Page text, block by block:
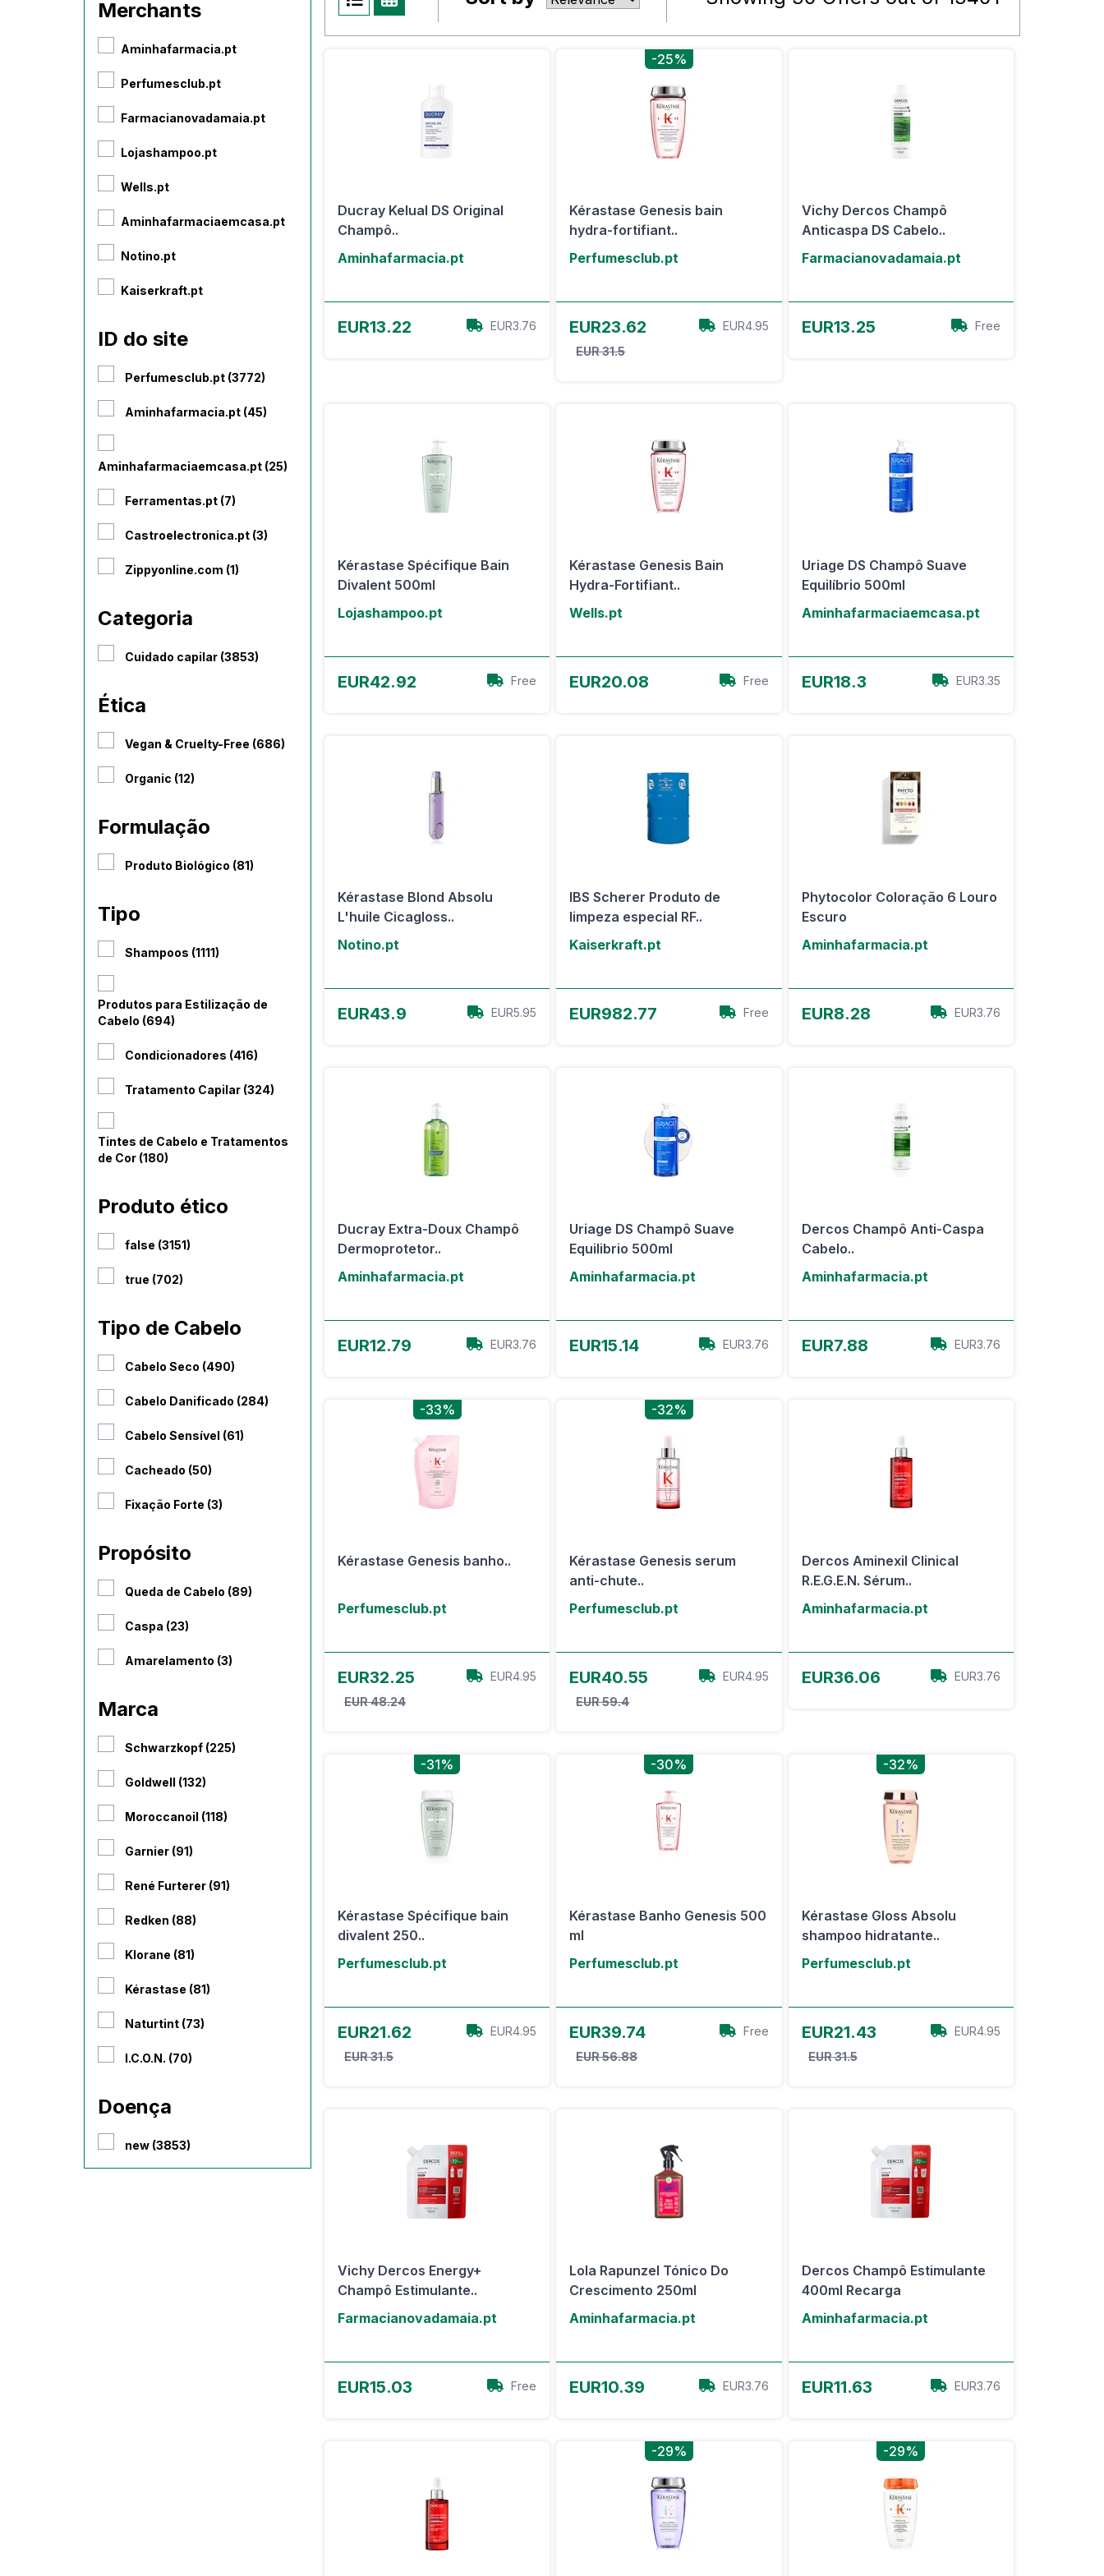
Merchants
Aminhafarmacia.pt
Perfumesclub.pt
Farmacianovadamaia.pt
Lojashampoo.pt
Wells.pt
Aminhafarmaciaemcasa.pt
Notino.pt
Kaiserkraft.pt
ID do site
Perfumesclub.pt (3772)
Aminhafarmacia.pt (45)
Aminhafarmaciaemcasa.pt (25)
Ferramentas.pt (7)
Castroelectronica.pt (3)
Zippyonline.com (1)
Categoria
Cuidado capilar (3853)
Ética
Vegan & Cruelty-Free (686)
Organic (12)
Formulação
Produto Biológico (81)
Tipo
Shampoos (1111)
Produtos para Estilização de
Cabelo (694)
Condicionadores (416)
Tratamento Capilar (324)
Tintes de Cabelo e Tratamentos
de Cor (180)
Produto ético
false (3151)
true (702)
Tipo de Cabelo
Cabelo Seco (490)
Cabelo Danificado (284)
Cabelo Sensível (61)
Cacheado (50)
Fixação Forte (3)
Propósito
Queda de Cabelo (89)
Caspa (23)
Amarelamento (3)
Marca
Schwarzkopf (225)
Goldwell (132)
Moroccanoil (118)
Garnier (91)
René Furterer (91)
Redken (88)
Klorane (81)
Kérastase (81)
Naturtint (73)
I.C.O.N. (70)
Doença
new (3853)
Ducray Kelual DS Original
Champô..
Aminhafarmacia.pt
EUR13.22 EUR3.76
-25%
Kérastase Genesis bain
hydra-fortifiant..
Perfumesclub.pt
EUR23.62
EUR 31.5
EUR4.95
Vichy Dercos Champô
Anticaspa DS Cabelo..
Farmacianovadamaia.pt
EUR13.25 Free
Kérastase Spécifique Bain
Divalent 500ml
Lojashampoo.pt
EUR42.92 Free
Kérastase Genesis Bain
Hydra-Fortifiant..
Wells.pt
EUR20.08 Free
Uriage DS Champô Suave
Equilíbrio 500ml
Aminhafarmaciaemcasa.pt
EUR18.3 EUR3.35
Kérastase Blond Absolu
L'huile Cicagloss..
Notino.pt
EUR43.9 EUR5.95
IBS Scherer Produto de
limpeza especial RF..
Kaiserkraft.pt
EUR982.77 Free
Phytocolor Coloração 6 Louro
Escuro
Aminhafarmacia.pt
EUR8.28 EUR3.76
Ducray Extra-Doux Champô
Dermoprotetor..
Aminhafarmacia.pt
EUR12.79 EUR3.76
Uriage DS Champô Suave
Equilibrio 500ml
Aminhafarmacia.pt
EUR15.14 EUR3.76
Dercos Champô Anti-Caspa
Cabelo..
Aminhafarmacia.pt
EUR7.88 EUR3.76
-33%
Kérastase Genesis banho..
Perfumesclub.pt
EUR32.25
EUR 48.24
EUR4.95
-32%
Kérastase Genesis serum
anti-chute..
Perfumesclub.pt
EUR40.55
EUR 59.4
EUR4.95
Dercos Aminexil Clinical
R.E.G.E.N. Sérum..
Aminhafarmacia.pt
EUR36.06 EUR3.76
-31%
Kérastase Spécifique bain
divalent 250..
Perfumesclub.pt
EUR21.62
EUR 31.5
EUR4.95
-30%
Kérastase Banho Genesis 500
ml
Perfumesclub.pt
EUR39.74
EUR 56.88
Free
-32%
Kérastase Gloss Absolu
shampoo hidratante..
Perfumesclub.pt
EUR21.43
EUR 31.5
EUR4.95
Vichy Dercos Energy+
Champô Estimulante..
Farmacianovadamaia.pt
EUR15.03 Free
Lola Rapunzel Tónico Do
Crescimento 250ml
Aminhafarmacia.pt
EUR10.39 EUR3.76
Dercos Champô Estimulante
400ml Recarga
Aminhafarmacia.pt
EUR11.63 EUR3.76
-29% -29%